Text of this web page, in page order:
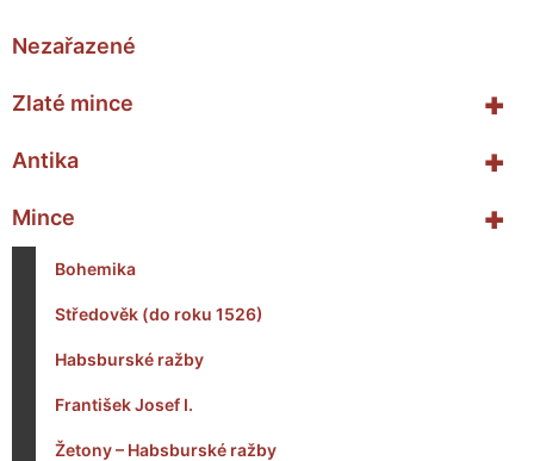
Nezařazené
+
Zlaté mince
+
Antika
+
Mince
Bohemika
Středověk (do roku 1526)
Habsburské ražby
František Josef I.
Žetony – Habsburské ražby